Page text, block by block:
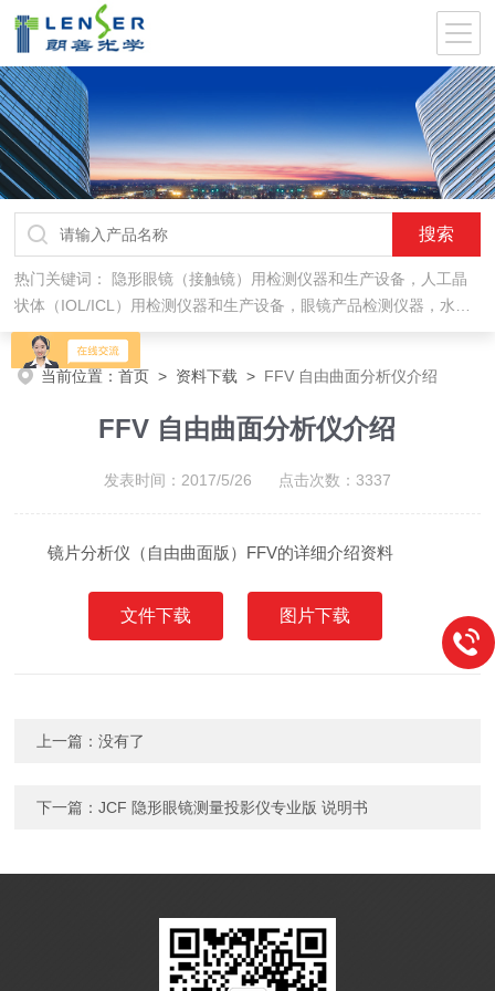
热门关键词： 隐形眼镜（接触镜）用检测仪器和生产设备，人工晶
状体（IOL/ICL）用检测仪器和生产设备，眼镜产品检测仪器，水气
处理环保设备
当前位置：首页 > 资料下载 > FFV 自由曲面分析仪介绍
FFV 自由曲面分析仪介绍
发表时间：2017/5/26 点击次数：3337
镜片分析仪（自由曲面版）FFV的详细介绍资料
文件下载 图片下载
上一篇：没有了
下一篇：JCF 隐形眼镜测量投影仪专业版 说明书